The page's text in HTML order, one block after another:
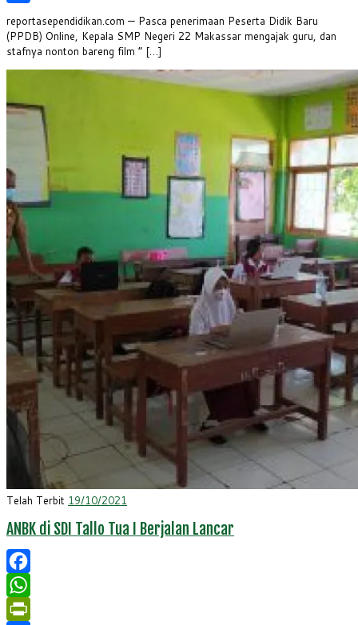
Share
reportasependidikan.com — Pasca penerimaan Peserta Didik Baru
(PPDB) Online, Kepala SMP Negeri 22 Makassar mengajak guru, dan
stafnya nonton bareng film ” […]
Telah Terbit 19/10/2021
ANBK di SDI Tallo Tua I Berjalan Lancar
Facebook
WhatsApp